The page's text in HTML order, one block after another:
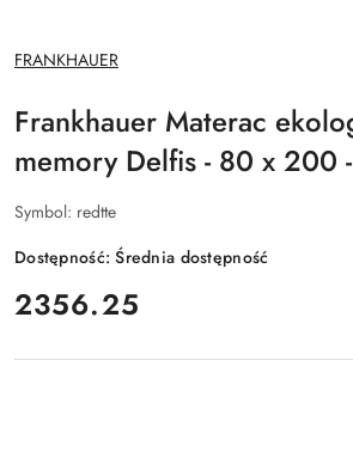
NAZWA
PRODUCENTA:
FRANKHAUER
Frankhauer Materac
memory Delfis - 80 x 200
Symbol: redtte
Dostępność:Średnia dostępność
cena:
2356.25